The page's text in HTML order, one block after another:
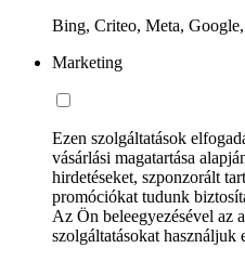
Bing, Criteo, Meta,
Marketing
Ezen szolgáltatások
vásárlási magatartása
hirdetéseket, szponzorált
promóciókat tudunk
Az Ön beleegyezésével az
szolgáltatásokat használjuk